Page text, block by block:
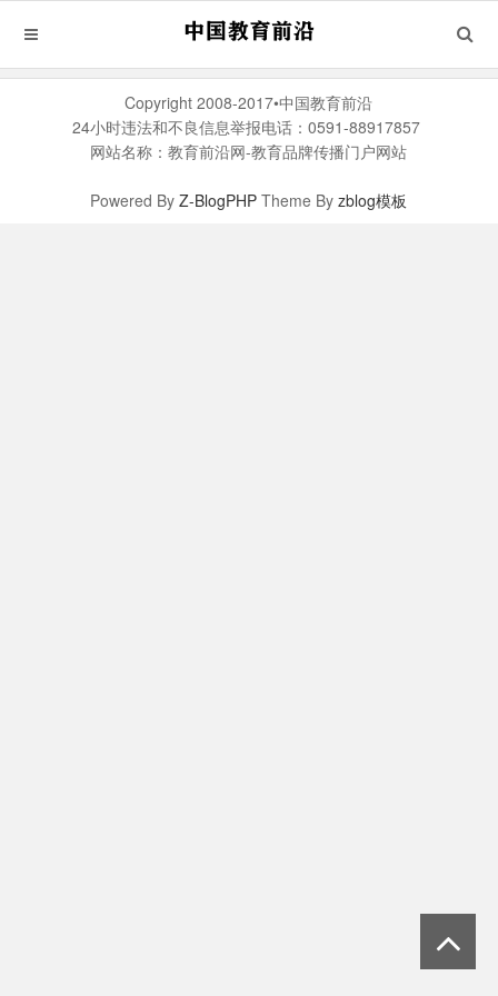
Copyright 2008-2017•中国教育前沿
24小时违法和不良信息举报电话：0591-88917857
网站名称：教育前沿网-教育品牌传播门户网站
Powered ByZ-BlogPHP Theme Byzblog模板